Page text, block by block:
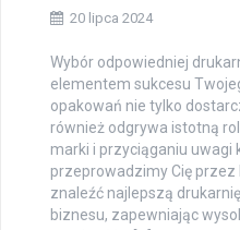
20 lipca 2024
Wybór odpowiedniej
elementem sukcesu
opakowań nie tylko
również odgrywa istotną
marki i przyciąganiu uwagi
przeprowadzimy Cię przez
znaleźć najlepszą
biznesu, zapewniając